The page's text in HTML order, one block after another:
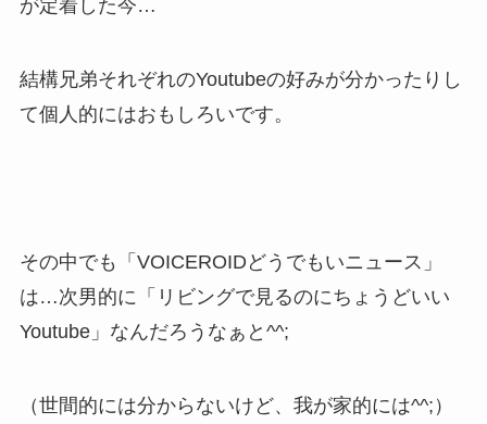
が定着した今…
結構兄弟それぞれのYoutubeの好みが分かったりし
て個人的にはおもしろいです。
その中でも「VOICEROIDどうでもいニュース」
は…次男的に「リビングで見るのにちょうどいい
Youtube」なんだろうなぁと^^;
（世間的には分からないけど、我が家的には^^;）